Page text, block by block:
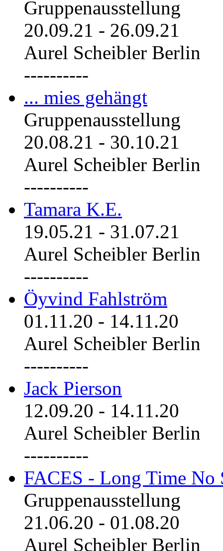
Gruppenausstellung
20.09.21 - 26.09.21
Aurel Scheibler Berlin
----------
... mies gehängt
Gruppenausstellung
20.08.21 - 30.10.21
Aurel Scheibler Berlin
----------
Tamara K.E.
19.05.21 - 31.07.21
Aurel Scheibler Berlin
----------
Öyvind Fahlström
01.11.20 - 14.11.20
Aurel Scheibler Berlin
----------
Jack Pierson
12.09.20 - 14.11.20
Aurel Scheibler Berlin
----------
FACES - Long Time No
Gruppenausstellung
21.06.20 - 01.08.20
Aurel Scheibler Berlin